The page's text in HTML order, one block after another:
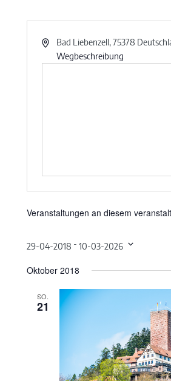
Bad Liebenzell,75378
Wegbeschreibung
Veranstaltungen an diesem
29-04-2018 - 10-03-2026
wählen.
Oktober 2018
SO.
21